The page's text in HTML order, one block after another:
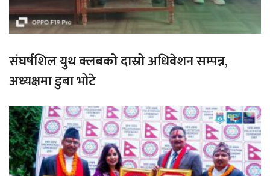
संघर्षशिल युथ क्लबको दास्रो अधिवेशन सम्पन्न,
अध्यक्षमा डुबा भोटे